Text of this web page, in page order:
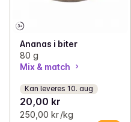
✓ Urter og spirer
✓ Frø, nøtter og tørket frukt
✓ Hermetisert frukt og grønt
Ananas i biter
80 g
Mix & match
Kan leveres 10. aug
20,00 kr
250,00 kr /kg